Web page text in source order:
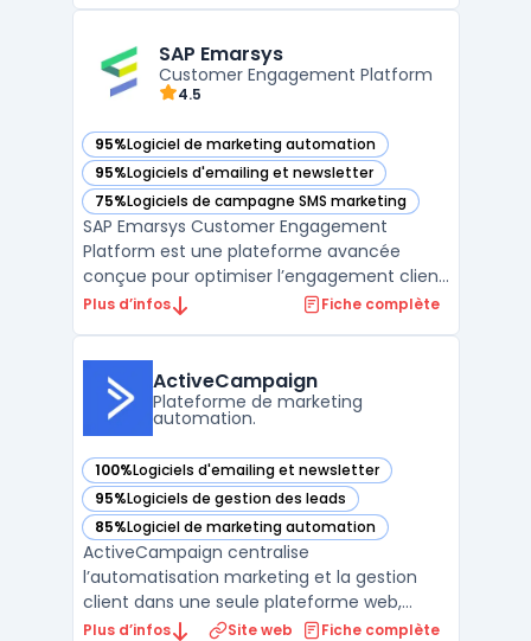
efficace. La plateforme propose une boîte
à outil ...
SAP Emarsys
Customer Engagement Platform
4.5
95%Logiciel de marketing automation
— voir SAP Emarsys dans cette catégorie
95%Logiciels d'emailing et newsletter
— voir SAP Emarsys dans cette catégorie
75%Logiciels de campagne SMS marketing
— voir SAP Emarsys dans cette catégorie
SAP Emarsys Customer Engagement
Platform est une plateforme avancée
conçue pour optimiser l’engagement client
à travers des campagnes marketing
clients, de personnaliser les interactions en
temps réel et de mesurer ...
Plus d’infos Fiche complète
ActiveCampaign
Plateforme de marketing
automation.
100%Logiciels d'emailing et newsletter
— voir ActiveCampaign dans cette catégorie
95%Logiciels de gestion des leads
— voir ActiveCampaign dans cette catégorie
85%Logiciel de marketing automation
— voir ActiveCampaign dans cette catégorie
ActiveCampaign centralise
l’automatisation marketing et la gestion
client dans une seule plateforme web,
conçue pour la transformation digitale des
Plus d’infos Site web Fiche complète